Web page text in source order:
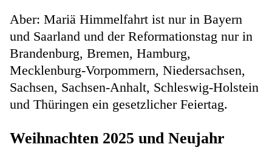
Aber: Mariä Himmelfahrt ist nur in Bayern
und Saarland und der Reformationstag nur in
Brandenburg, Bremen, Hamburg,
Mecklenburg-Vorpommern, Niedersachsen,
Sachsen, Sachsen-Anhalt, Schleswig-Holstein
und Thüringen ein gesetzlicher Feiertag.
Weihnachten 2025 und Neujahr